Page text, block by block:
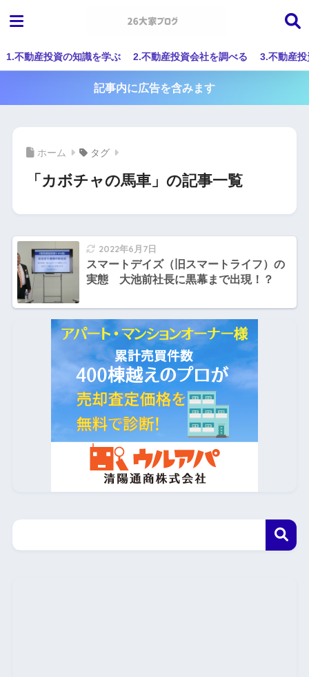
1.不動産投資の知識を学ぶ 2.不動産投資会社を調べる 3.不動産
記事内に広告を含みます
ホーム タグ
「カボチャの馬車」の記事一覧
2022年6月7日
スマートデイズ（旧スマートライフ）の
実態 大池前社長に黒幕まで出現！？